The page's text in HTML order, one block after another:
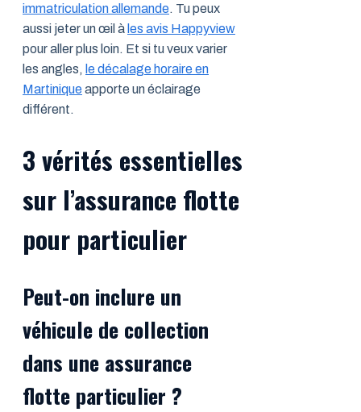
immatriculation allemande. Tu peux
aussi jeter un œil à les avis Happyview
pour aller plus loin. Et si tu veux varier
les angles, le décalage horaire en
Martiniqueapporte un éclairage
différent.
3 vérités essentielles
sur l’assurance flotte
pour particulier
Peut-on inclure un
véhicule de collection
dans une assurance
flotte particulier ?